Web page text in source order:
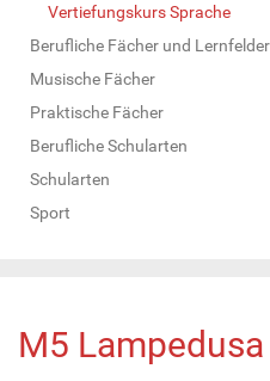
Vertiefungskurs Sprache
Berufliche Fächer und Lernfelder
Musische Fächer
Praktische Fächer
Berufliche Schularten
Schularten
Sport
M5